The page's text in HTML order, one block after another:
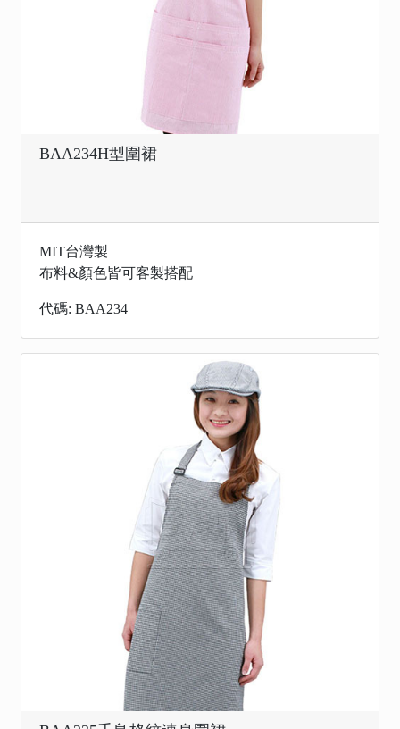
BAA234H型圍裙
MIT台灣製
布料&顏色皆可客製搭配
代碼: BAA234